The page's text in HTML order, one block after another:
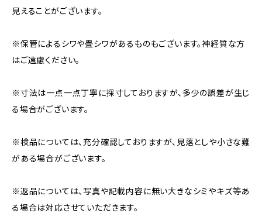
見えることがございます。
※保管によるシワや畳シワがあるものもございます。神経質な方
はご遠慮ください。
※寸法は一点一点丁寧に採寸しておりますが、多少の誤差が生じ
る場合がございます。
※検品については、充分確認しておりますが、見落としや小さな難
がある場合がございます。
※返品については、写真や記載内容に無い大きなシミやキズ等あ
る場合は対応させていただきます。